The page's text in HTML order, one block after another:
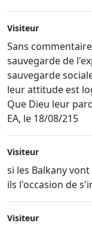
Visiteur
Sans
sauvegarde de
sauvegarde
leur attitude est
Que Dieu leur
EA, le 18/08/215
Visiteur
si les Balkany
ils l'occasion de
Visiteur